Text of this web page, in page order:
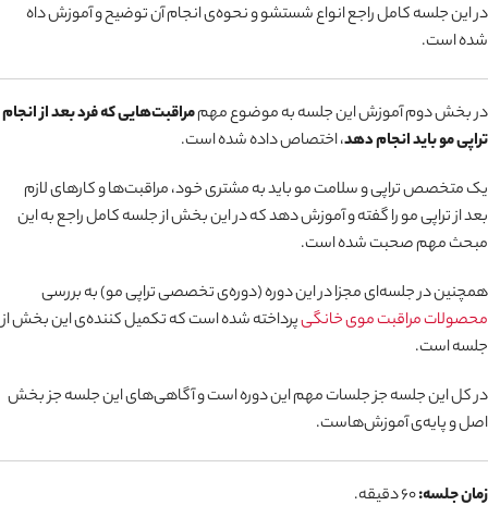
در این جلسه کامل راجع انواع شستشو و نحوه‌ی انجام آن توضیح و آموزش داه
شده است.
در بخش دوم آموزش این جلسه به موضوع مهممراقبت‌هایی که فرد بعد از انجام
تراپی مو باید انجام دهد، اختصاص داده شده است.
یک متخصص تراپی و سلامت مو باید به مشتری خود، مراقبت‌ها و کارهای لازم
بعد از تراپی مو را گفته و آموزش دهد که در این بخش از جلسه کامل راجع به این
مبحث مهم صحبت شده است.
همچنین در جلسه‌ای مجزا در این دوره (دوره‌ی تخصصی تراپی مو) به بررسی
محصولات مراقبت موی خانگیپرداخته شده است که تکمیل کننده‌ی این بخش از
جلسه است.
در کل این جلسه جز جلسات مهم این دوره است و آگاهی‌های این جلسه جز بخش
اصل و پایه‌ی آموزش‌هاست.
زمان جلسه: